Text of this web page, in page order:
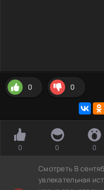
0 0
0 0 0
Смотреть В
увлекательная